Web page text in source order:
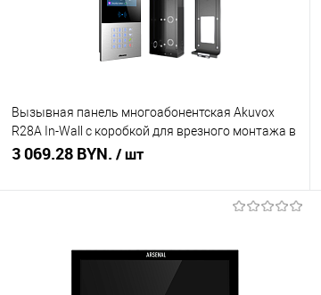
Вызывная панель многоабонентская Akuvox
R28A In-Wall с коробкой для врезного монтажа в
комплекте
3 069.28 BYN. / шт
Сравнение